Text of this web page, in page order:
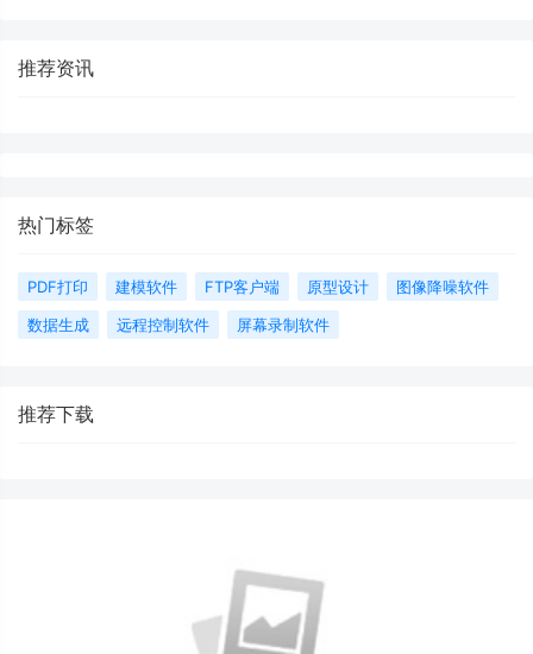
推荐资讯
热门标签
PDF打印 建模软件 FTP客户端 原型设计
图像降噪软件
数据生成
远程控制软件 屏幕录制软件
推荐下载